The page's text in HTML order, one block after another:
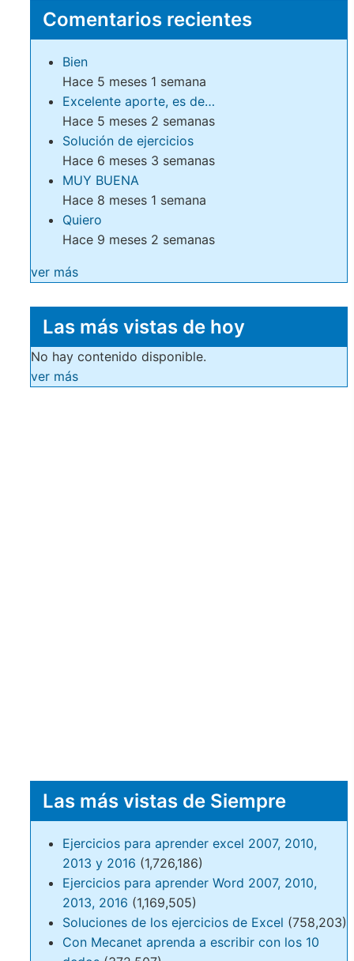
Comentarios recientes
Bien
Hace 5 meses 1 semana
Excelente aporte, es de…
Hace 5 meses 2 semanas
Solución de ejercicios
Hace 6 meses 3 semanas
MUY BUENA
Hace 8 meses 1 semana
Quiero
Hace 9 meses 2 semanas
ver más
Las más vistas de hoy
No hay contenido disponible.
ver más
Las más vistas de Siempre
Ejercicios para aprender excel 2007, 2010,
2013 y 2016 (1,726,186)
Ejercicios para aprender Word 2007, 2010,
2013, 2016 (1,169,505)
Soluciones de los ejercicios de Excel (758,203)
Con Mecanet aprenda a escribir con los 10